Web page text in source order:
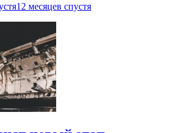
12 месяцев спустя